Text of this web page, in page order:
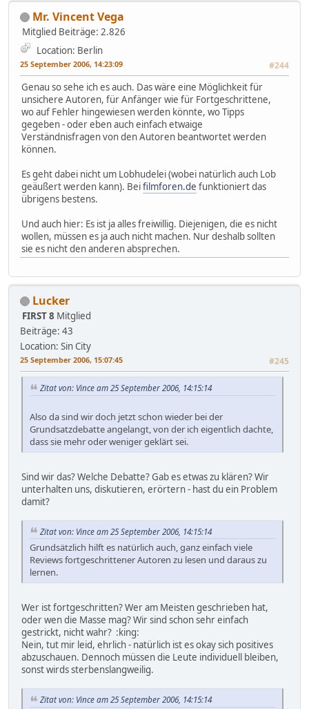
Mr. Vincent Vega
Mitglied Beiträge: 2.826
Location: Berlin
25 September 2006, 14:23:09 #244
Genau so sehe ich es auch. Das wäre eine Möglichkeit für
unsichere Autoren, für Anfänger wie für Fortgeschrittene,
wo auf Fehler hingewiesen werden könnte, wo Tipps
gegeben - oder eben auch einfach etwaige
Verständnisfragen von den Autoren beantwortet werden
können.
Es geht dabei nicht um Lobhudelei (wobei natürlich auch Lob
geäußert werden kann). Beifilmforen.de funktioniert das
übrigens bestens.
Und auch hier: Es ist ja alles freiwillig. Diejenigen, die es nicht
wollen, müssen es ja auch nicht machen. Nur deshalb sollten
sie es nicht den anderen absprechen.
Lucker
FIRST 8 Mitglied
Beiträge: 43
Location: Sin City
25 September 2006, 15:07:45 #245
Zitat von: Vince am 25 September 2006, 14:15:14
Also da sind wir doch jetzt schon wieder bei der
Grundsatzdebatte angelangt, von der ich eigentlich dachte,
dass sie mehr oder weniger geklärt sei.
Sind wir das? Welche Debatte? Gab es etwas zu klären? Wir
unterhalten uns, diskutieren, erörtern - hast du ein Problem
damit?
Zitat von: Vince am 25 September 2006, 14:15:14
Grundsätzlich hilft es natürlich auch, ganz einfach viele
Reviews fortgeschrittener Autoren zu lesen und daraus zu
lernen.
Wer ist fortgeschritten? Wer am Meisten geschrieben hat,
oder wen die Masse mag? Wir sind schon sehr einfach
gestrickt, nicht wahr? :king:
Nein, tut mir leid, ehrlich - natürlich ist es okay sich positives
abzuschauen. Dennoch müssen die Leute individuell bleiben,
sonst wirds sterbenslangweilig.
Zitat von: Vince am 25 September 2006, 14:15:14